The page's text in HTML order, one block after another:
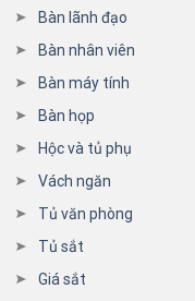
Bàn lãnh đạo
Bàn nhân viên
Bàn máy tính
Bàn họp
Hộc và tủ phụ
Vách ngăn
Tủ văn phòng
Tủ sắt
Giá sắt